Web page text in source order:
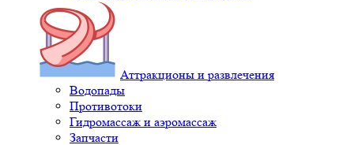
Аттракционы и развлечения
Водопады
Противотоки
Гидромассаж и аэромассаж
Запчасти